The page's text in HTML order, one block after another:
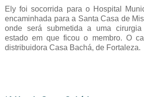
Ely foi socorrida para o Hospital
encaminhada para a Santa Casa de
onde será submetida a uma
estado em que ficou o membro. O
distribuidora Casa Bachá, de Fortaleza.